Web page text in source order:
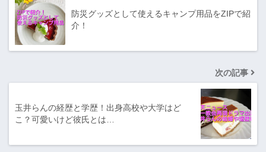
防災グッズとして使えるキャンプ用品をZIPで紹
介！
次の記事
玉井らんの経歴と学歴！出身高校や大学はど
こ？可愛いけど彼氏とは…